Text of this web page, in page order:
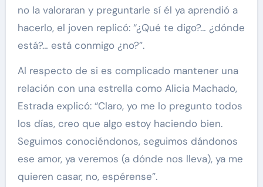
no la valoraran y preguntarle sí él ya aprendió a
hacerlo, el joven replicó: “¿Qué te digo?… ¿dónde
está?… está conmigo ¿no?”.
Al respecto de si es complicado mantener una
relación con una estrella como Alicia Machado,
Estrada explicó: “Claro, yo me lo pregunto todos
los días, creo que algo estoy haciendo bien.
Seguimos conociéndonos, seguimos dándonos
ese amor, ya veremos (a dónde nos lleva), ya me
quieren casar, no, espérense”.